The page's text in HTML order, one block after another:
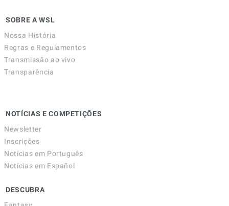
SOBRE A WSL
Nossa História
Regras e Regulamentos
Transmissão ao vivo
Transparência
NOTÍCIAS E COMPETIÇÕES
Newsletter
Inscrições
Notícias em Português
Notícias em Español
DESCUBRA